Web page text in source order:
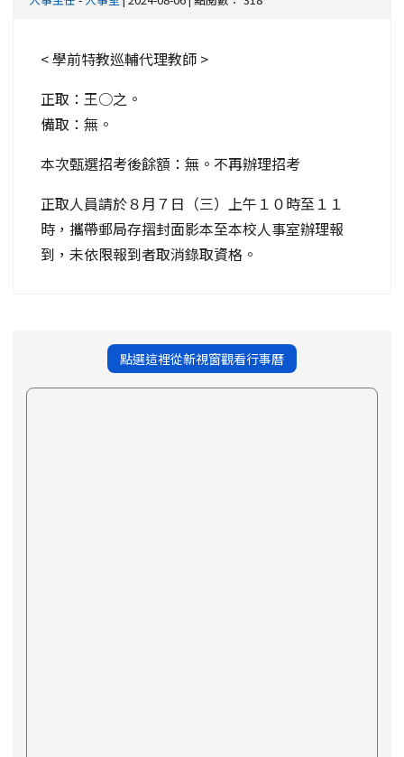
< 學前特教巡輔代理教師 >
正取：王○之。
備取：無。
本次甄選招考後餘額：無。不再辦理招考
正取人員請於８月７日（三）上午１０時至１１
時，攜帶郵局存摺封面影本至本校人事室辦理報
到，未依限報到者取消錄取資格。
點選這裡從新視窗觀看行事曆